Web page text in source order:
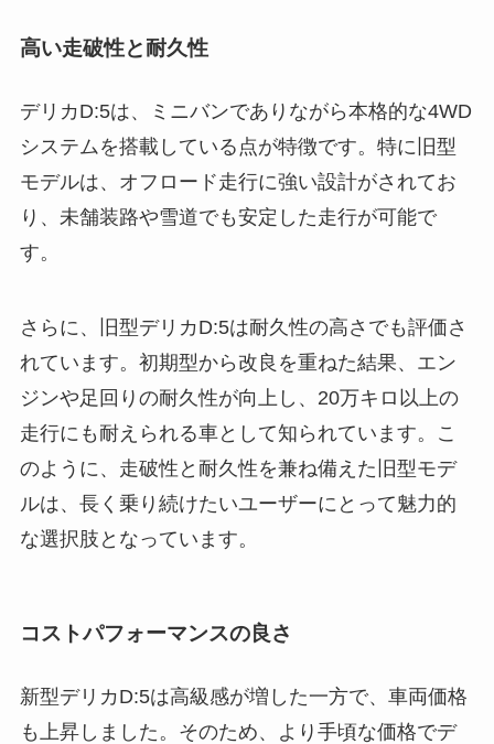
高い走破性と耐久性
デリカD:5は、ミニバンでありながら本格的な4WD
システムを搭載している点が特徴です。特に旧型
モデルは、オフロード走行に強い設計がされてお
り、未舗装路や雪道でも安定した走行が可能で
す。
さらに、旧型デリカD:5は耐久性の高さでも評価さ
れています。初期型から改良を重ねた結果、エン
ジンや足回りの耐久性が向上し、20万キロ以上の
走行にも耐えられる車として知られています。こ
のように、走破性と耐久性を兼ね備えた旧型モデ
ルは、長く乗り続けたいユーザーにとって魅力的
な選択肢となっています。
コストパフォーマンスの良さ
新型デリカD:5は高級感が増した一方で、車両価格
も上昇しました。そのため、より手頃な価格でデ